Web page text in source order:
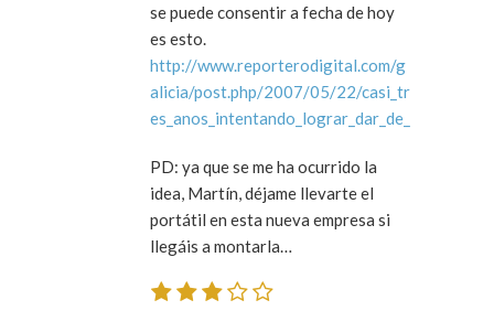
se puede consentir a fecha de hoy
es esto.
http://www.reporterodigital.com/g
alicia/post.php/2007/05/22/casi_tr
es_anos_intentando_lograr_dar_de_
PD: ya que se me ha ocurrido la
idea, Martín, déjame llevarte el
portátil en esta nueva empresa si
llegáis a montarla…